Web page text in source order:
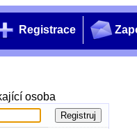
Registrace
osoba